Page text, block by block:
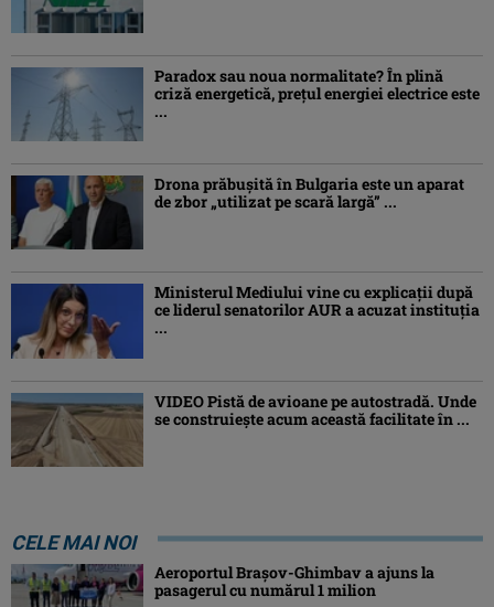
Paradox sau noua normalitate? În plină
criză energetică, prețul energiei electrice este
...
Drona prăbuşită în Bulgaria este un aparat
de zbor „utilizat pe scară largă” ...
Ministerul Mediului vine cu explicații după
ce liderul senatorilor AUR a acuzat instituția
...
VIDEO Pistă de avioane pe autostradă. Unde
se construiește acum această facilitate în ...
CELE MAI NOI
Aeroportul Brașov-Ghimbav a ajuns la
pasagerul cu numărul 1 milion